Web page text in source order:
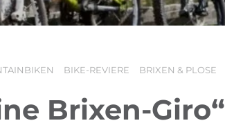
BIKE-REVIERE BRIXEN & PLOSE
Brixen-Giro“